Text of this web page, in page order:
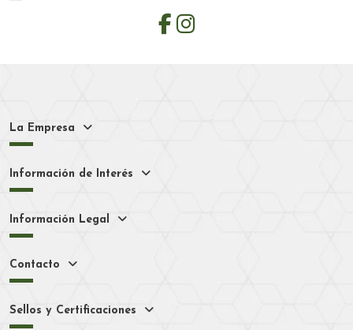
La Empresa
Información de Interés
Información Legal
Contacto
Sellos y Certificaciones